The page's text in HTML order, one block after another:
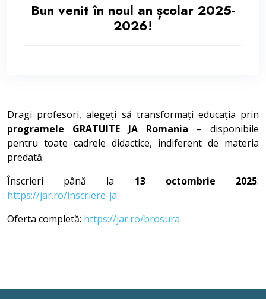
Bun venit în noul an școlar 2025-
2026!
Dragi profesori, alegeți să transformați educația prin
programele GRATUITE JA Romania – disponibile
pentru toate cadrele didactice, indiferent de materia
predată.
Înscrieri până la 13 octombrie 2025:
https://jar.ro/inscriere-ja
Oferta completă: https://jar.ro/brosura